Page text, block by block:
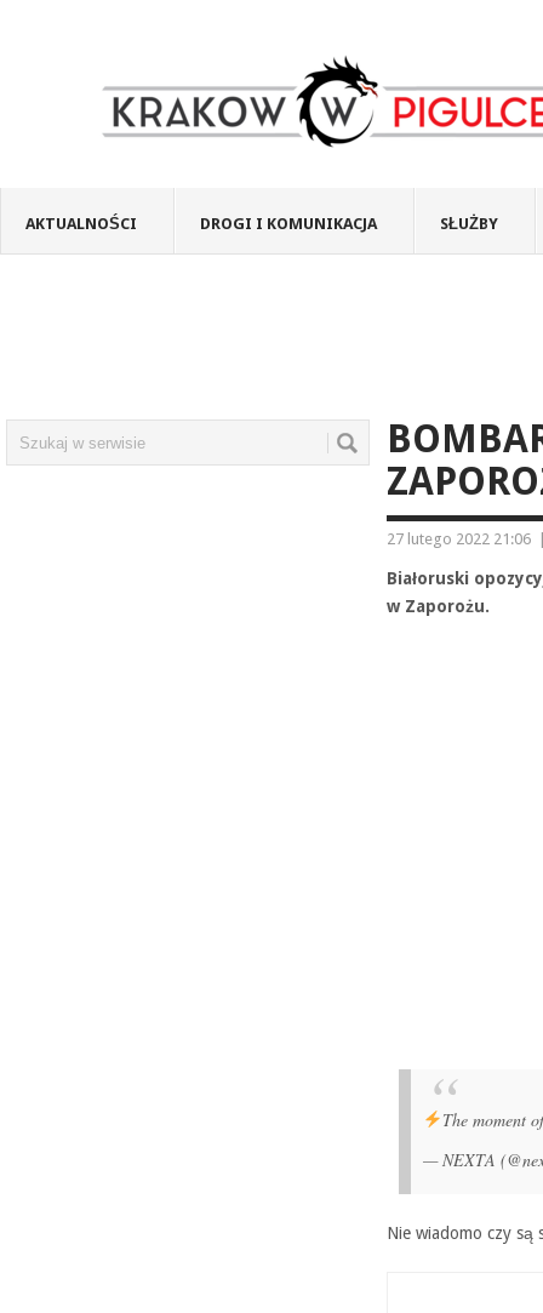
AKTUALNOŚCI DROGI I KOMUNIKACJA SŁUŻBY
27 lutego 2022 21:06
Białoruski
w Zaporożu.
The moment
— NEXTA
Nie wiadomo czy są